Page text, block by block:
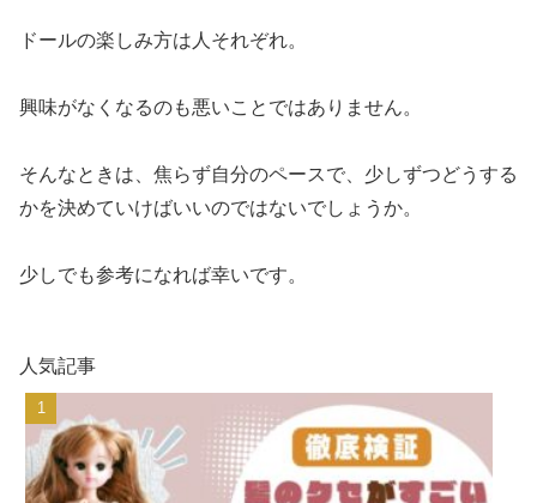
ドールの楽しみ方は人それぞれ。
興味がなくなるのも悪いことではありません。
そんなときは、焦らず自分のペースで、少しずつどうする
かを決めていけばいいのではないでしょうか。
少しでも参考になれば幸いです。
人気記事